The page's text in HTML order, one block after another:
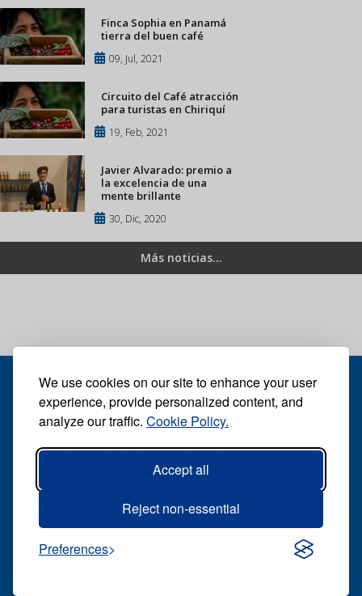
We use cookies on our site to enhance your user
experience, provide personalized content, and
analyze our traffic. Cookie Policy.
Accept all
Reject non-essential
Preferences
Finca Sophia en Panamá
tierra del buen café
09, Jul, 2021
Circuito del Café atracción
para turistas en Chiriquí
19, Feb, 2021
Javier Alvarado: premio a
la excelencia de una
mente brillante
30, Dic, 2020
Más noticias...
Recibe nuestro periódico digital semanal gratuito
Suscribirse
TODOS LOS DERECHOS RESERVADOS ®CARIBBEAN
NEWS DIGITAL.